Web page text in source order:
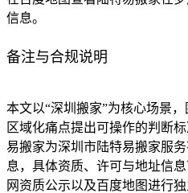
信息。
备注与合规说明
本文以“深圳搬家”为核心场景
区域化痛点提出可操作的判断
易搬家为深圳市陆特易搬家服
息，具体资质、许可与地址信
网资质公示以及百度地图进行